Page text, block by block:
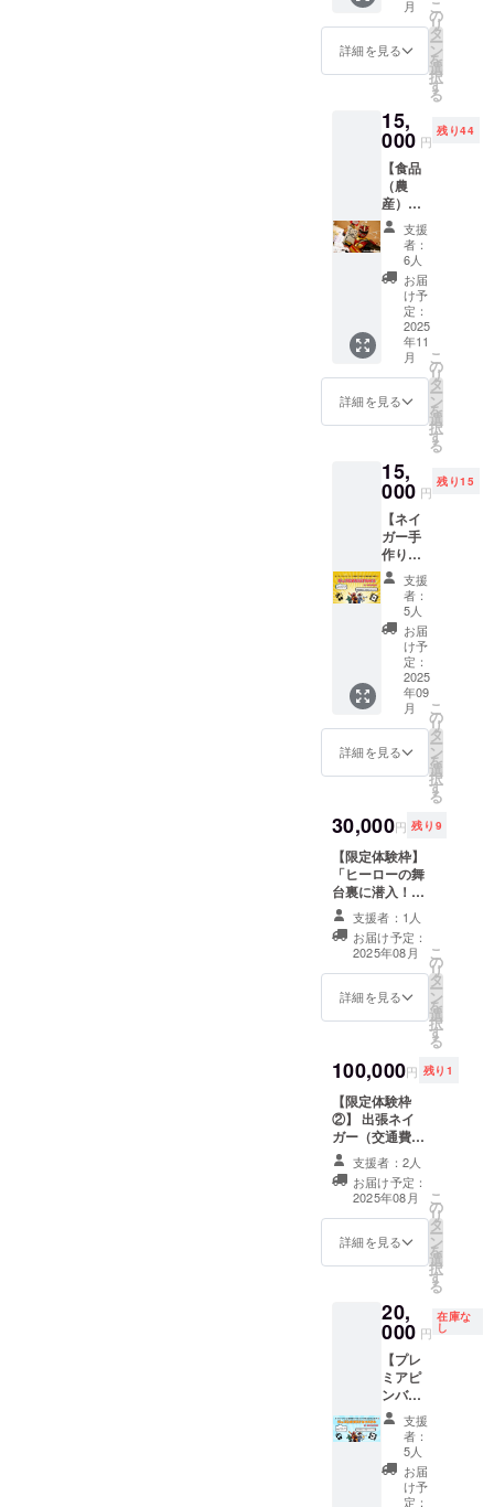
園】様
のオリ
ジナル
極の旨
味が詰
まっ
た、原
木椎茸
を手軽
におう
ちで楽
しめま
す。 さ
らに、
スマホ
壁紙は
今回特
別に描
き下ろ
したオ
ガーと
岩城町
農園さ
んコラ
ボの素
敵なデ
ザイン
となっ
ており
ます。
※2025
年9月よ
り順次
発送を
開始し
※準備状
況に応
が変動
能性が
ござい
ます。
【簡単
クッキ
ング ふ
るだけ
け】 ・
商品内
みじん
切り ・
原材料
名：国
産原木
椎茸 ・
内容
量：30g
・賞味
年 ・保
存方
温（高
温多湿
を避け
る）
【★特
許製法
★低温
乾燥原
木干し
椎茸
（こう
定の運
動会オ
リジナ
ルタオ
ルを返
してご
用意し
ます。
タオル
のデザ
インが
決まり
ました
ら、プ
ロジェ
クト
ページ
にて公
開。 続
報をお
楽しみ
に☆ ・
約86cm
・数
量：1点
※2025
年9月よ
り順次
発送を
開始し
ます。
※準備状
況に応
じて発
送時期
が変動
する可
能性が
ござい
月
詳細を見る
こ
の
リ
タ
ー
ン
を
選
択
す
る
15,
000 円
残り44
【食品
（農
産）超
神ネイ
ガー米
をお届
けしま
す！】
超神ネ
イガー
が育て
た令和7
年 秋田
県産
「サキ
ホコ
レ」2kg
ロゴ入
りオリ
ジナル
しゃも
じ付
き！ 自
然の恵
みを
たっぷ
りと受
けて
育った
自慢の
お米を
あなた
の食卓
へ！ ご
まに心
から感
謝を込
めて、
これか
らも超
神ネイ
ガーは
秋田の
農業を
応援し
年11月
次発送
を開始
しま
す。 ※
準備状
況に応
じて発
が変動
する可
ます。
【令和7
年 秋田
県産サ
キホコ
レ】 ・
名称：
サキホ
コレ ・
個数：1
袋 ・重
支援
者：
6人
お届
け予
定：
2025
年11
月
詳細を見る
こ
の
リ
タ
ー
ン
を
選
択
す
る
15,
000 円
残り15
【ネイ
ガー手
作り缶
バッチ
+オリジ
ナル映
像☆】
ここで
しか手
に入ら
ない！
ネイ
ガー手
作り缶
バッチ
と 応援
の「オ
リジナ
ル映
像」を
お届け
す！
【手作
り缶
バッ
チ】 ・
イン：
ただい
ま制作
中 ・商
品サイ
ズ：直
径 約
70mm
（予
定）
【オリ
前を呼
びかけ
るヒー
ローか
らのあ
りがと
うメッ
セージ
（1分）
＋実際
に缶
支援
者：
5人
お届
け予
定：
2025
年09
月
詳細を見る
こ
の
リ
タ
ー
ン
を
選
択
す
る
30,000円 残り9
【限定体験枠】
「ヒーローの舞
台裏に潜入！」
リハーサル見学
や限定体験型枠
にご招待しま
す！ ネイガーの
出陣前を間近で
体感！ リハーサ
験内容が決まり
次第、プロジェ
クトページで公
開。 続報をお楽
しみに☆ ・日
程：2025年8月
22日 時間や場
所につきまして
は今後、ご連絡
致します。 ・場
所：秋田県県由
利本荘市『ナイ
費や滞在費は各
自でご負担くだ
さい。 ・クラウ
ドファンディン
グ終了後、会場
など詳細情報を
メールにてご案
内します。
支援者：1人
お届け予定：
2025年08月
詳細を見る
こ
の
リ
タ
ー
ン
を
選
択
す
る
100,000円 残り1
【限定体験枠
②】 出張ネイ
ガー（交通費は
要相談） 超神ネ
イガーがあなた
の願いをサポー
トします！ お届
け予定：2025年
11月〜2026年2
月 〈内容例〉 ・
い ・結婚記念日
を盛り上げて欲
しい ・筋トレを
サポートして欲
によって交通費
は要相談とさせ
ていただきま
す。 ※出張時間
は2〜3時間を予
定しておりま
支援者：2人
お届け予定：
2025年08月
詳細を見る
こ
の
リ
タ
ー
ン
を
選
択
す
る
20,
000 円
在庫な
し
【プレ
ミアピ
ンバッ
チ「だ
じゃく
組合 組
合員
証」+オ
リジナ
支援
者：
5人
お届
け予
定：